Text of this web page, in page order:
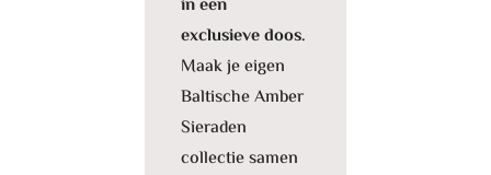
in een
exclusieve doos.
Maak je eigen
Baltische Amber
Sieraden
collectie samen